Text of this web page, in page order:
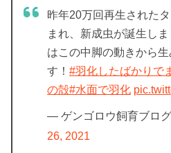
昨年20万回再生された
まれ、新成虫が誕生し
はこの中脚の動きから
す！ #羽化したばかりで
の殻#水面で羽化
— ゲンゴロウ飼育ブロ
26, 2021